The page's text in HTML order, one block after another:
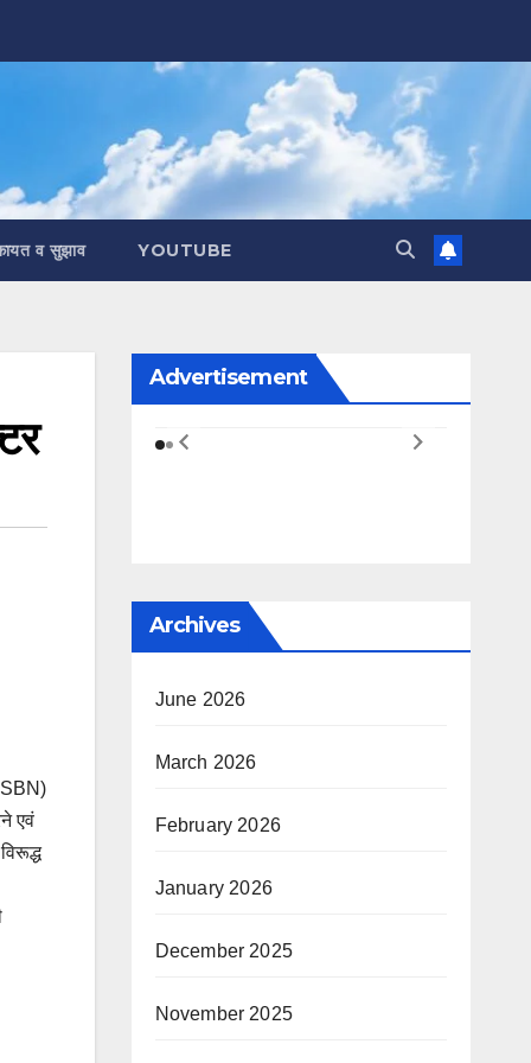
व सुझाव YOUTUBE
एवं
Advertisement
Archives
June 2026
March 2026
February 2026
January 2026
December 2025
November 2025